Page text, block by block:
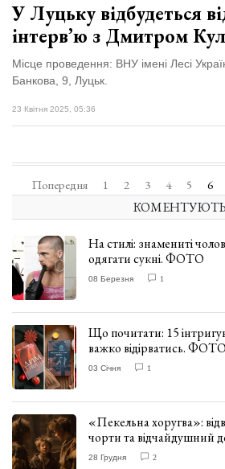
У Луцьку відбудеться
інтерв’ю з Дмитром
Місце проведення: ВНУ імені Лесі
Банкова, 9, Луцьк.
23 Квітня 2025, 05:36
Попередня 1 2 3 4 5 6
КОМЕНТУЮТЬ
На стилі: знамениті
одягати сукні. ФОТО
08 Березня 1
Що почитати: 15
важко відірватись. ФОТО
03 Січня 1
«Пекельна хоругва»:
чорти та відчайдушний
ВІДГУК
28 Грудня 2